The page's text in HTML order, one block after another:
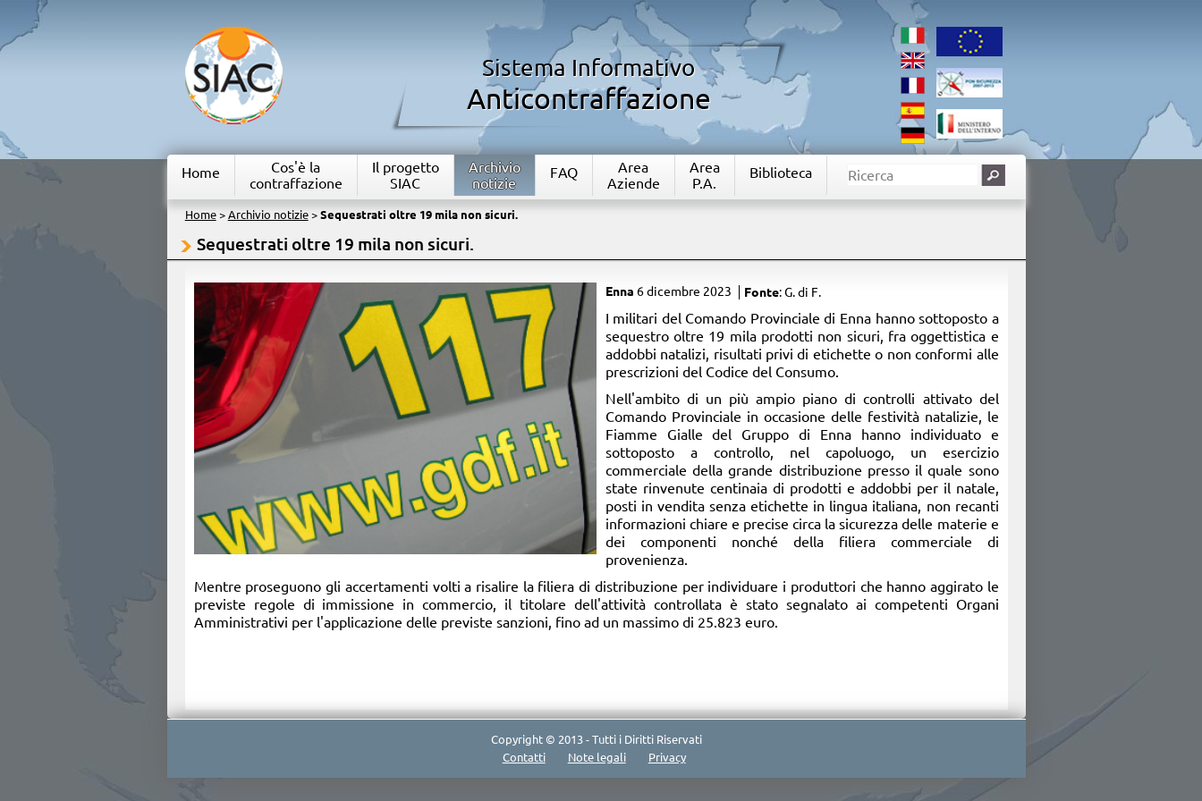
Sistema Informativo
Anticontraffazione
Home
Cos'è la
contraffazione
Il progetto
SIAC
Archivio
notizie
FAQ
Area
Aziende
Area
P.A.
Biblioteca
Home> Archivio notizie> Sequestrati oltre 19 mila non sicuri.
Sequestrati oltre 19 mila non sicuri.
Enna 6 dicembre 2023 Fonte: G. di F.
I militari del Comando Provinciale di Enna hanno sottoposto a
sequestro oltre 19 mila prodotti non sicuri, fra oggettistica e
addobbi natalizi, risultati privi di etichette o non conformi alle
prescrizioni del Codice del Consumo.
Nell'ambito di un più ampio piano di controlli attivato del
Comando Provinciale in occasione delle festività natalizie, le
Fiamme Gialle del Gruppo di Enna hanno individuato e
sottoposto a controllo, nel capoluogo, un esercizio
commerciale della grande distribuzione presso il quale sono
state rinvenute centinaia di prodotti e addobbi per il natale,
posti in vendita senza etichette in lingua italiana, non recanti
informazioni chiare e precise circa la sicurezza delle materie e
dei componenti nonché della filiera commerciale di
provenienza.
Mentre proseguono gli accertamenti volti a risalire la filiera di distribuzione per individuare i produttori che hanno aggirato le
previste regole di immissione in commercio, il titolare dell'attività controllata è stato segnalato ai competenti Organi
Amministrativi per l'applicazione delle previste sanzioni, fino ad un massimo di 25.823 euro.​
Copyright © 2013 - Tutti i Diritti Riservati
Contatti
Note legali Privacy